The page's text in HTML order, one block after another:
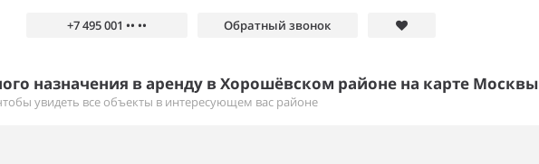
+7 495 001 •• •• Обратный звонок
назначения в аренду в Хорошёвском районе на карте Москвы
увидеть все объекты в интересующем вас районе